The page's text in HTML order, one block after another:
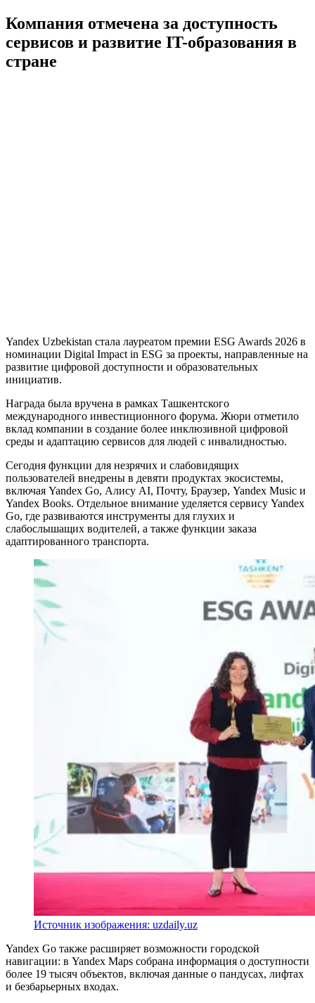
Компания отмечена за доступность
сервисов и развитие IT-образования в
стране
Yandex Uzbekistan стала лауреатом премии ESG Awards 2026 в
номинации Digital Impact in ESG за проекты, направленные на
развитие цифровой доступности и образовательных
инициатив.
Награда была вручена в рамках Ташкентского
международного инвестиционного форума. Жюри отметило
вклад компании в создание более инклюзивной цифровой
среды и адаптацию сервисов для людей с инвалидностью.
Сегодня функции для незрячих и слабовидящих
пользователей внедрены в девяти продуктах экосистемы,
включая Yandex Go, Алису AI, Почту, Браузер, Yandex Music и
Yandex Books. Отдельное внимание уделяется сервису Yandex
Go, где развиваются инструменты для глухих и
слабослышащих водителей, а также функции заказа
адаптированного транспорта.
Источник изображения: uzdaily.uz
Yandex Go также расширяет возможности городской
навигации: в Yandex Maps собрана информация о доступности
более 19 тысяч объектов, включая данные о пандусах, лифтах
и безбарьерных входах.